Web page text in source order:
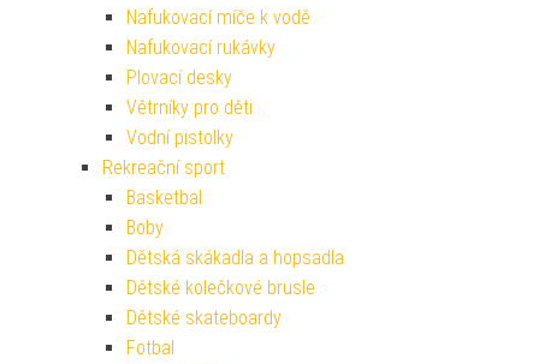
Nafukovací míče k vodě
Nafukovací rukávky
Plovací desky
Větrníky pro děti
Vodní pistolky
Rekreační sport
Basketbal
Boby
Dětská skákadla a hopsadla
Dětské kolečkové brusle
Dětské skateboardy
Fotbal